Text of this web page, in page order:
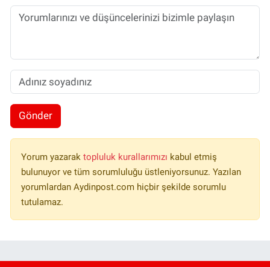
Gönder
Yorum yazarak topluluk kurallarımızı kabul etmiş
bulunuyor ve tüm sorumluluğu üstleniyorsunuz. Yazılan
yorumlardan Aydinpost.com hiçbir şekilde sorumlu
tutulamaz.